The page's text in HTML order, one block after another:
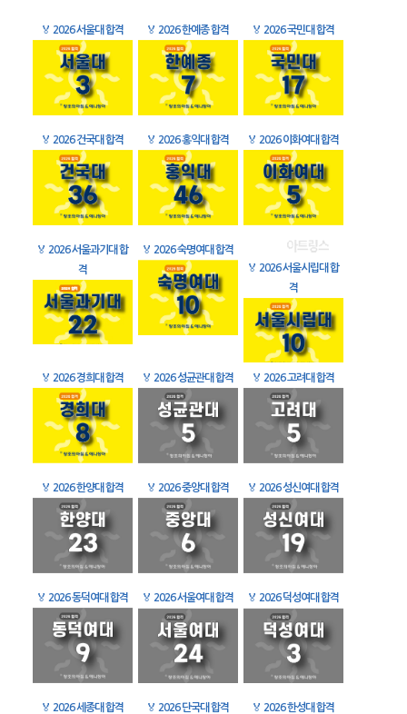
🏅 2026 서울대 합격 🏅 2026 한예종 합격 🏅 2026 국민대 합격
🏅 2026 건국대 합격 🏅 2026 홍익대 합격 🏅 2026 이화여대 합격
🏅 2026 서울과기대 합
격
🏅 2026 숙명여대 합격
🏅 2026 서울시립대 합
격
🏅 2026 경희대 합격 🏅 2026 성균관대 합격 🏅 2026 고려대 합격
🏅 2026 한양대 합격 🏅 2026 중앙대 합격 🏅 2026 성신여대 합격
🏅 2026 동덕여대 합격 🏅 2026 서울여대 합격 🏅 2026 덕성여대 합격
🏅 2026 세종대 합격 🏅 2026 단국대 합격 🏅 2026 한성대 합격